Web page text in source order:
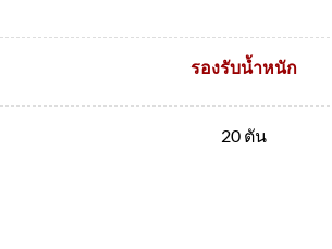
รองรับน้ำหนัก
20 ตัน